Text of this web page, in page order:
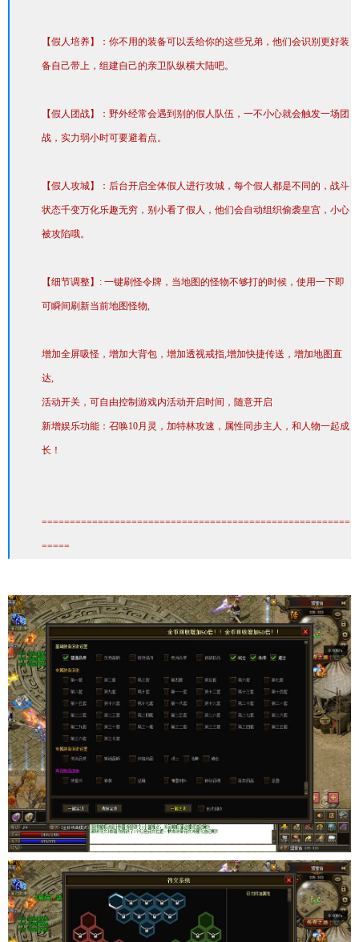
【假人培养】：你不用的装备可以丢给你的这些兄弟，他们会识别更好装
备自己带上，组建自己的亲卫队纵横大陆吧。
【假人团战】：野外经常会遇到别的假人队伍，一不小心就会触发一场团
战，实力弱小时可要避着点。
【假人攻城】：后台开启全体假人进行攻城，每个假人都是不同的，战斗
状态千变万化乐趣无穷，别小看了假人，他们会自动组织偷袭皇宫，小心
被攻陷哦。
【细节调整】: 一键刷怪令牌，当地图的怪物不够打的时候，使用一下即
可瞬间刷新当前地图怪物,
增加全屏吸怪，增加大背包，增加透视戒指,增加快捷传送，增加地图直
达,
活动开关，可自由控制游戏内活动开启时间，随意开启
新增娱乐功能：召唤10月灵，加特林攻速，属性同步主人，和人物一起成
长！
=======================================================
=====